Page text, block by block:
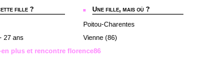
fille ?
27 ans
Une fille, mais où ?
Poitou-Charentes
Vienne (86)
plus et rencontre florence86